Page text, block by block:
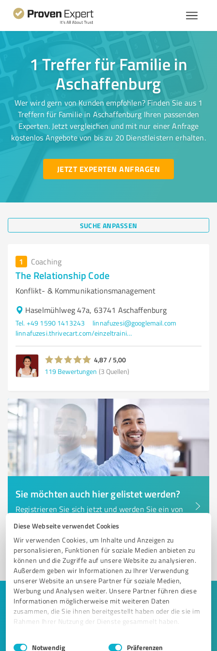
Diese Webseite verwendet Cookies
Wir verwenden Cookies, um Inhalte und Anzeigen zu
personalisieren, Funktionen für soziale Medien anbieten zu
können und die Zugriffe auf unsere Website zu analysieren.
Außerdem geben wir Informationen zu Ihrer Verwendung
unserer Website an unsere Partner für soziale Medien,
Werbung und Analysen weiter. Unsere Partner führen diese
Informationen möglicherweise mit weiteren Daten
zusammen, die Sie ihnen bereitgestellt haben oder die sie im
Rahmen Ihrer Nutzung der Dienste gesammelt haben.
Impressum Datenschutzbestimmungen
Einwilligungsauswahl
Notwendig Präferenzen
1 Treffer für Familie in
Aschaffenburg
Wer wird gern von Kunden empfohlen? Finden Sie aus 1
Treffern für Familie in Aschaffenburg Ihren passenden
Experten. Jetzt vergleichen und mit nur einer Anfrage
kostenlos Angebote von bis zu 20 Dienstleistern erhalten.
JETZT EXPERTEN ANFRAGEN
SUCHE ANPASSEN
1 Coaching
The Relationship Code
Konflikt- & Kommunikationsmanagement
Haselmühlweg 47a, 63741 Aschaffenburg
Tel. +49 1590 1413243
linnafuzesi@googlemail.com
linnafuzesi.thrivecart.com/einzeltraining/
4,87 / 5,00
119 Bewertungen (3 Quellen)
Sie möchten auch hier gelistet werden?
Registrieren Sie sich jetzt und werden Sie ein von
1
Keine Zeit für lange Recherchen und E-
Mails? Jetzt Angebote empfangen!